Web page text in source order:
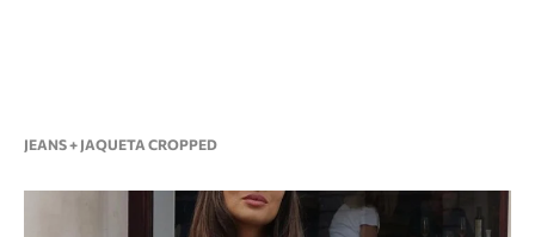
JEANS + JAQUETA CROPPED